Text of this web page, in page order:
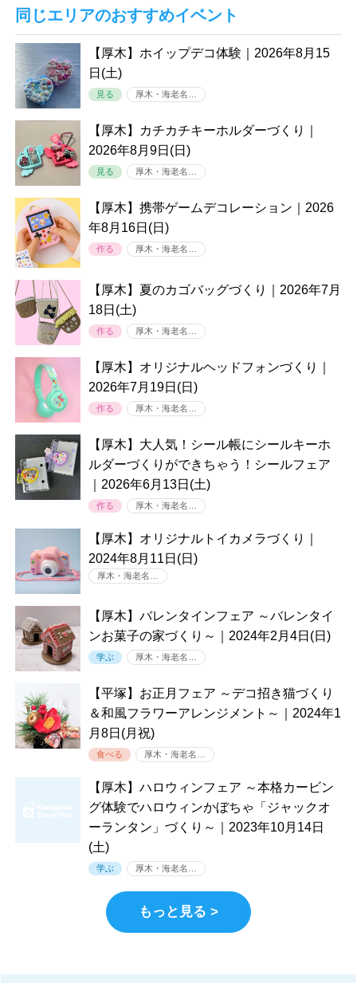
同じエリアのおすすめイベント
【厚木】ホイップデコ体験｜2026年8月15
日(土)
見る 厚木・海老名…
【厚木】カチカチキーホルダーづくり｜
2026年8月9日(日)
見る 厚木・海老名…
【厚木】携帯ゲームデコレーション｜2026
年8月16日(日)
作る 厚木・海老名…
【厚木】夏のカゴバッグづくり｜2026年7月
18日(土)
作る 厚木・海老名…
【厚木】オリジナルヘッドフォンづくり｜
2026年7月19日(日)
作る 厚木・海老名…
【厚木】大人気！シール帳にシールキーホ
ルダーづくりができちゃう！シールフェア
｜2026年6月13日(土)
作る 厚木・海老名…
【厚木】オリジナルトイカメラづくり｜
2024年8月11日(日)
厚木・海老名…
【厚木】バレンタインフェア ～バレンタイ
ンお菓子の家づくり～｜2024年2月4日(日)
学ぶ 厚木・海老名…
【平塚】お正月フェア ～デコ招き猫づくり
＆和風フラワーアレンジメント～｜2024年1
月8日(月祝)
食べる 厚木・海老名…
【厚木】ハロウィンフェア ～本格カービン
グ体験でハロウィンかぼちゃ「ジャックオ
ーランタン」づくり～｜2023年10月14日
(土)
学ぶ 厚木・海老名…
もっと見る >